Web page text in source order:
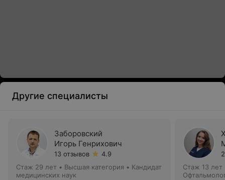
Другие специалисты
Заборовский
Игорь Генрихович
13 отзывов
4.9
Стаж 29 лет • Высшая категория • Кандидат
медицинских наук
Стаж 13 лет